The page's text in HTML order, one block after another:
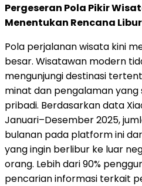
Pergeseran Pola Pikir
Menentukan Rencana
Pola perjalanan wisata kini
besar. Wisatawan modern
mengunjungi destinasi
minat dan pengalaman
pribadi. Berdasarkan data
Januari–Desember 2025,
bulanan pada platform ini
yang ingin berlibur ke luar
orang. Lebih dari 90%
pencarian informasi terkait